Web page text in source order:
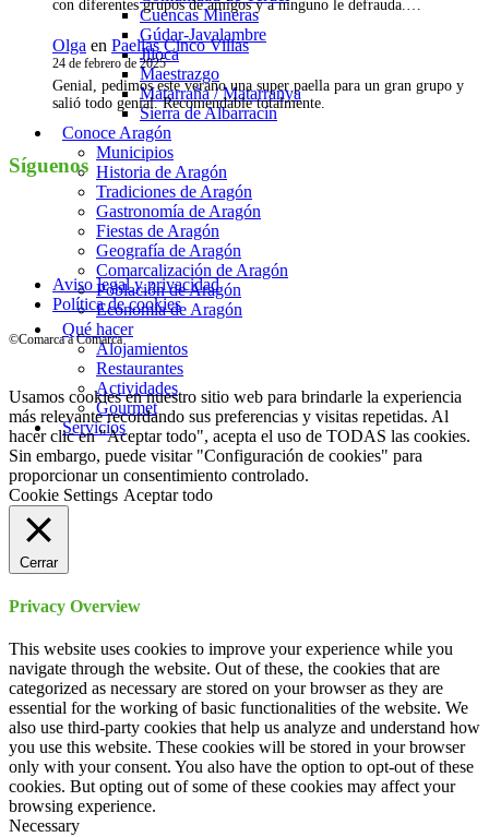
Cuencas Mineras
Gúdar-Javalambre
Jiloca
Maestrazgo
Matarraña / Matarranya
Sierra de Albarracín
Conoce Aragón
Municipios
Historia de Aragón
Tradiciones de Aragón
Gastronomía de Aragón
Fiestas de Aragón
Geografía de Aragón
Comarcalización de Aragón
Población de Aragón
Economía de Aragón
Qué hacer
Alojamientos
Restaurantes
Actividades
Gourmet
Servicios
con diferentes grupos de amigos y a ninguno le defrauda.…
Olga en Paellas Cinco Villas
24 de febrero de 2025
Genial, pedimos este verano una super paella para un gran grupo y
salió todo genial. Recomendable totalmente.
Síguenos
Aviso legal y privacidad
Política de cookies
©Comarca a Comarca
Usamos cookies en nuestro sitio web para brindarle la experiencia
más relevante recordando sus preferencias y visitas repetidas. Al
hacer clic en "Aceptar todo", acepta el uso de TODAS las cookies.
Sin embargo, puede visitar "Configuración de cookies" para
proporcionar un consentimiento controlado.
Cookie Settings Aceptar todo
Cerrar
Privacy Overview
This website uses cookies to improve your experience while you
navigate through the website. Out of these, the cookies that are
categorized as necessary are stored on your browser as they are
essential for the working of basic functionalities of the website. We
also use third-party cookies that help us analyze and understand how
you use this website. These cookies will be stored in your browser
only with your consent. You also have the option to opt-out of these
cookies. But opting out of some of these cookies may affect your
browsing experience.
Necessary